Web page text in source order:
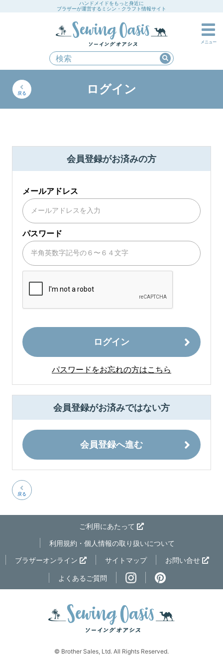
ハンドメイドをもっと身近に
ブラザーが運営するミシン・クラフト情報サイト
メニュー
戻る ログイン
会員登録がお済みの方
メールアドレス
パスワード
ログイン
パスワードをお忘れの方はこちら
会員登録がお済みではない方
会員登録へ進む
戻る
ご利用にあたって
利用規約・個人情報の取り扱いについて
ブラザーオンライン
サイトマップ お問い合せ
よくあるご質問
© Brother Sales, Ltd. All Rights Reserved.
ページの先